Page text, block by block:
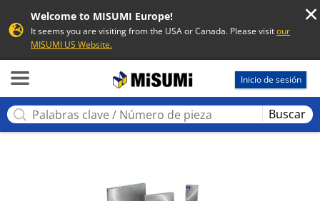
Welcome to MISUMI Europe!
It seems you are visiting from the USA or Canada. Please visitour
MISUMI US Website.
Inicio de sesión
Buscar